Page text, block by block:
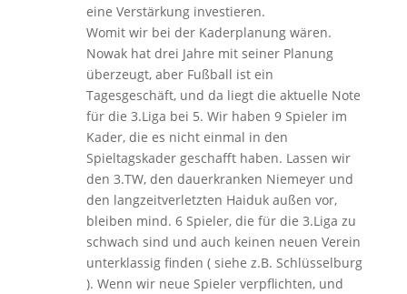
eine Verstärkung investieren.
Womit wir bei der Kaderplanung wären.
Nowak hat drei Jahre mit seiner Planung
überzeugt, aber Fußball ist ein
Tagesgeschäft, und da liegt die aktuelle Note
für die 3.Liga bei 5. Wir haben 9 Spieler im
Kader, die es nicht einmal in den
Spieltagskader geschafft haben. Lassen wir
den 3.TW, den dauerkranken Niemeyer und
den langzeitverletzten Haiduk außen vor,
bleiben mind. 6 Spieler, die für die 3.Liga zu
schwach sind und auch keinen neuen Verein
unterklassig finden ( siehe z.B. Schlüsselburg
). Wenn wir neue Spieler verpflichten, und